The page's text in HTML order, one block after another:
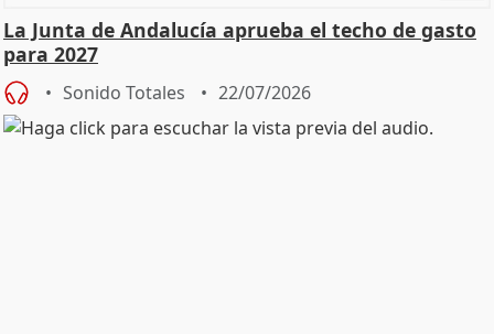
La Junta de Andalucía aprueba el techo de gasto
para 2027
Sonido Totales 22/07/2026